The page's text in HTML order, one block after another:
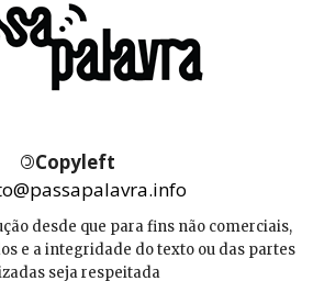
©Copyleft
desde que para fins não comerciais,
e a integridade do texto ou das partes
seja respeitada